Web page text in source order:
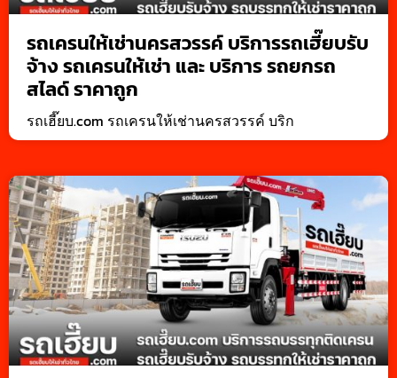
รถเครนให้เช่านครสวรรค์ บริการรถเฮี๊ยบรับ
จ้าง รถเครนให้เช่า และ บริการ รถยกรถ
สไลด์ ราคาถูก
รถเฮี๊ยบ.com รถเครนให้เช่านครสวรรค์ บริก